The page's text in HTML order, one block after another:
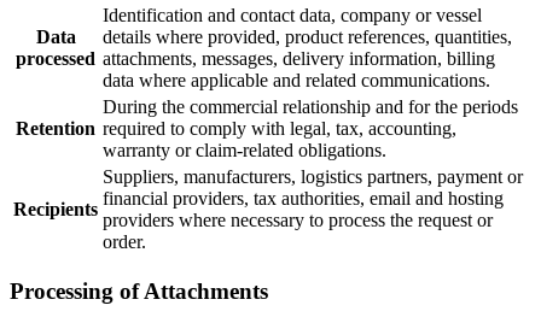
Data
processed
Identification and contact data, company or vessel
details where provided, product references, quantities,
attachments, messages, delivery information, billing
data where applicable and related communications.
Retention
During the commercial relationship and for the periods
required to comply with legal, tax, accounting,
warranty or claim-related obligations.
Recipients
Suppliers, manufacturers, logistics partners, payment or
financial providers, tax authorities, email and hosting
providers where necessary to process the request or
order.
Processing of Attachments